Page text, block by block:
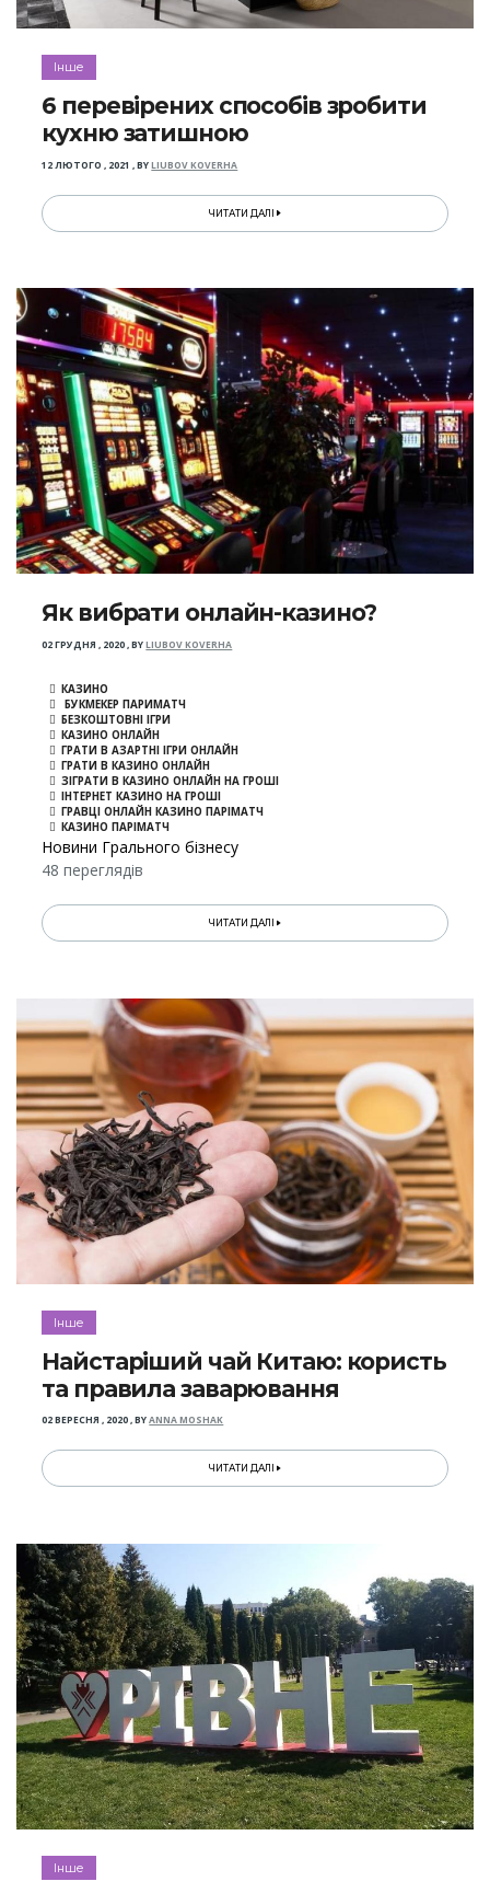
Інше
6 перевірених способів зробити
кухню затишною
12 ЛЮТОГО , 2021 ,BYLIUBOV KOVERHA
ЧИТАТИ ДАЛІ
Як вибрати онлайн-казино?
02 ГРУДНЯ , 2020,BYLIUBOV KOVERHA
КАЗИНО
БУКМЕКЕР ПАРИМАТЧ
БЕЗКОШТОВНІ ІГРИ
КАЗИНО ОНЛАЙН
ГРАТИ В АЗАРТНІ ІГРИ ОНЛАЙН
ГРАТИ В КАЗИНО ОНЛАЙН
ЗІГРАТИ В КАЗИНО ОНЛАЙН НА ГРОШІ
ІНТЕРНЕТ КАЗИНО НА ГРОШІ
ГРАВЦІ ОНЛАЙН КАЗИНО ПАРІМАТЧ
КАЗИНО ПАРІМАТЧ
Новини Грального бізнесу
48 переглядів
ЧИТАТИ ДАЛІ
Інше
Найстаріший чай Китаю: користь
та правила заварювання
02 ВЕРЕСНЯ , 2020,BYANNA MOSHAK
ЧИТАТИ ДАЛІ
Інше